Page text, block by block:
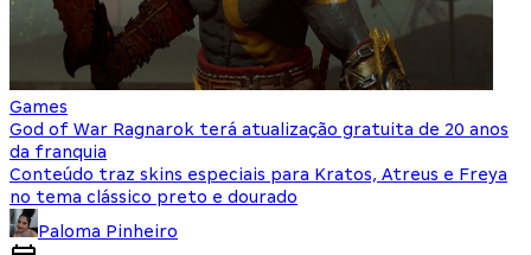
Games
God of War Ragnarok terá atualização gratuita de 20 anos
da franquia
Conteúdo traz skins especiais para Kratos, Atreus e Freya
no tema clássico preto e dourado
Paloma Pinheiro